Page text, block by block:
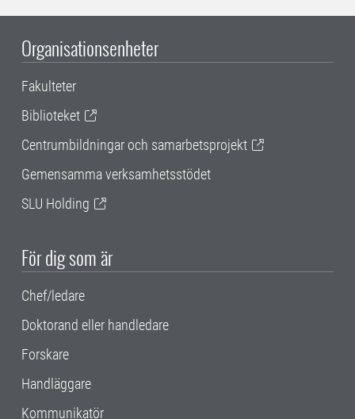
Organisationsenheter
Fakulteter
Biblioteket
Centrumbildningar och samarbetsprojekt
Gemensamma verksamhetsstödet
SLU Holding
För dig som är
Chef/ledare
Doktorand eller handledare
Forskare
Handläggare
Kommunikatör